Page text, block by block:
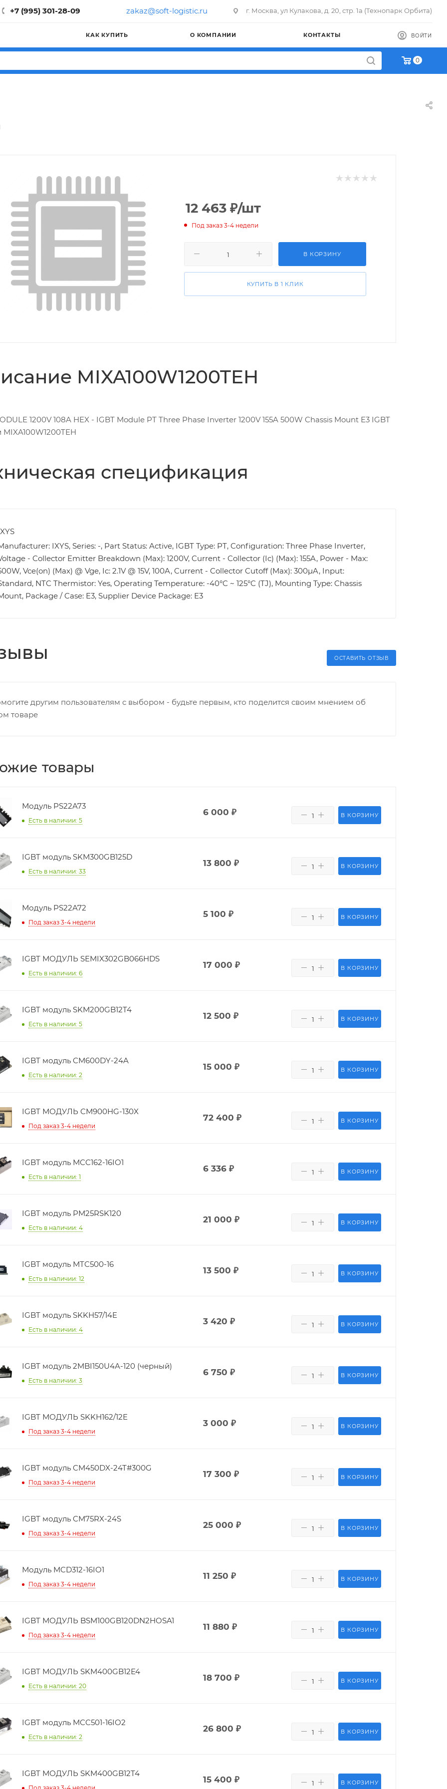
+7 (995) 301-28-09 zakaz@soft-logistic.ru г. Москва, ул Кулакова, д. 20, стр. 1а (Технопарк Орбита)
КАК КУПИТЬ О КОМПАНИИ КОНТАКТЫ ВОЙТИ
0
12 463 ₽/шт
Под заказ 3-4 недели
В КОРЗИНУ
КУПИТЬ В 1 КЛИК
MIXA100W1200TEH
1200V 108A HEX - IGBT Module PT Three Phase Inverter 1200V 155A 500W Chassis Mount E3 IGBT
спецификация
IXYS, Series: -, Part Status: Active, IGBT Type: PT, Configuration: Three Phase Inverter,
- Collector Emitter Breakdown (Max): 1200V, Current - Collector (Ic) (Max): 155A, Power - Max:
Vce(on) (Max) @ Vge, Ic: 2.1V @ 15V, 100A, Current - Collector Cutoff (Max): 300µA, Input:
NTC Thermistor: Yes, Operating Temperature: -40°C ~ 125°C (TJ), Mounting Type: Chassis
Package / Case: E3, Supplier Device Package: E3
ОСТАВИТЬ ОТЗЫВ
другим пользователям с выбором - будьте первым, кто поделится своим мнением об
товаре
товары
Модуль PS22A73
Есть в наличии: 5
6 000 ₽ В КОРЗИНУ
IGBT модуль SKM300GB125D
Есть в наличии: 33
13 800 ₽ В КОРЗИНУ
Модуль PS22A72
Под заказ 3-4 недели
5 100 ₽ В КОРЗИНУ
IGBT МОДУЛЬ SEMIX302GB066HDS
Есть в наличии: 6
17 000 ₽ В КОРЗИНУ
IGBT модуль SKM200GB12T4
Есть в наличии: 5
12 500 ₽ В КОРЗИНУ
IGBT модуль CM600DY-24A
Есть в наличии: 2
15 000 ₽ В КОРЗИНУ
IGBT МОДУЛЬ CM900HG-130X
Под заказ 3-4 недели
72 400 ₽ В КОРЗИНУ
IGBT модуль MCC162-16IO1
Есть в наличии: 1
6 336 ₽ В КОРЗИНУ
IGBT модуль PM25RSK120
Есть в наличии: 4
21 000 ₽ В КОРЗИНУ
IGBT модуль MTC500-16
Есть в наличии: 12
13 500 ₽ В КОРЗИНУ
IGBT модуль SKKH57/14E
Есть в наличии: 4
3 420 ₽ В КОРЗИНУ
IGBT модуль 2MBI150U4A-120 (черный)
Есть в наличии: 3
6 750 ₽ В КОРЗИНУ
IGBT МОДУЛЬ SKKH162/12E
Под заказ 3-4 недели
3 000 ₽ В КОРЗИНУ
IGBT модуль CM450DX-24T#300G
Под заказ 3-4 недели
17 300 ₽ В КОРЗИНУ
IGBT модуль CM75RX-24S
Под заказ 3-4 недели
25 000 ₽ В КОРЗИНУ
Модуль MCD312-16IO1
Под заказ 3-4 недели
11 250 ₽ В КОРЗИНУ
IGBT МОДУЛЬ BSM100GB120DN2HOSA1
Под заказ 3-4 недели
11 880 ₽ В КОРЗИНУ
IGBT МОДУЛЬ SKM400GB12E4
Есть в наличии: 20
18 700 ₽ В КОРЗИНУ
IGBT модуль MCC501-16IO2
Есть в наличии: 2
26 800 ₽ В КОРЗИНУ
IGBT МОДУЛЬ SKM400GB12T4
15 400 ₽ В КОРЗИНУ